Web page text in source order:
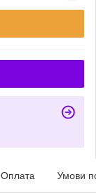
Оплата Умови